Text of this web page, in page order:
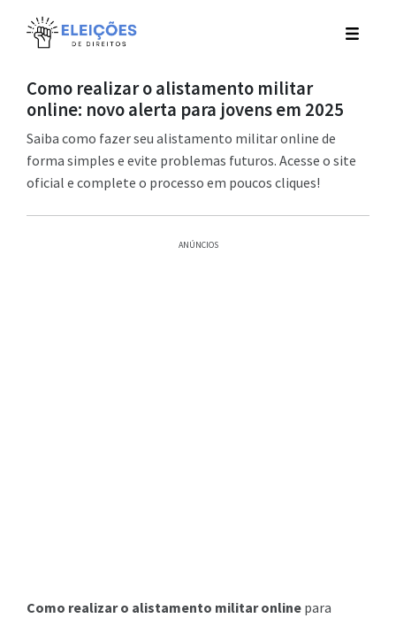
Como realizar o alistamento militar
online: novo alerta para jovens em 2025
Saiba como fazer seu alistamento militar online de
forma simples e evite problemas futuros. Acesse o site
oficial e complete o processo em poucos cliques!
ANÚNCIOS
Como realizar o alistamento militar online para